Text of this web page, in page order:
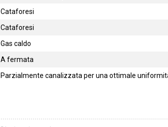
Cataforesi
Cataforesi
Gas caldo
A fermata
Parzialmente canalizzata per una ottimale